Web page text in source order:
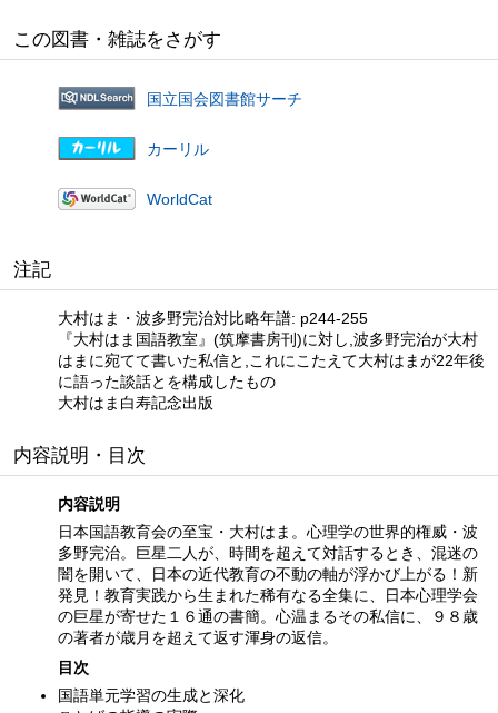
この図書・雑誌をさがす
国立国会図書館サーチ
カーリル
WorldCat
注記
大村はま・波多野完治対比略年譜: p244-255
『大村はま国語教室』(筑摩書房刊)に対し,波多野完治が大村
はまに宛てて書いた私信と,これにこたえて大村はまが22年後
に語った談話とを構成したもの
大村はま白寿記念出版
内容説明・目次
内容説明
日本国語教育会の至宝・大村はま。心理学の世界的権威・波
多野完治。巨星二人が、時間を超えて対話するとき、混迷の
闇を開いて、日本の近代教育の不動の軸が浮かび上がる！新
発見！教育実践から生まれた稀有なる全集に、日本心理学会
の巨星が寄せた１６通の書簡。心温まるその私信に、９８歳
の著者が歳月を超えて返す渾身の返信。
目次
国語単元学習の生成と深化